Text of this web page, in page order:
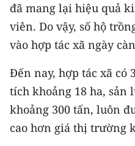
VỀ BÁO NHÂN DÂN
THỜI NAY
NHÂN DÂN CUỐI TUẦN
NHÂN DÂN HẰNG THÁNG
MUA BÁO
đã mang lại hiệu quả
viên. Do vậy, số hộ
vào hợp tác xã ngày
Đến nay, hợp tác xã có
tích khoảng 18 ha, sản
khoảng 300 tấn, luôn
cao hơn giá thị trường